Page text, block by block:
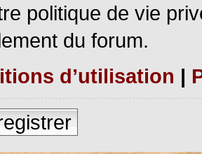
politique de vie
du forum.
d’utilisation |